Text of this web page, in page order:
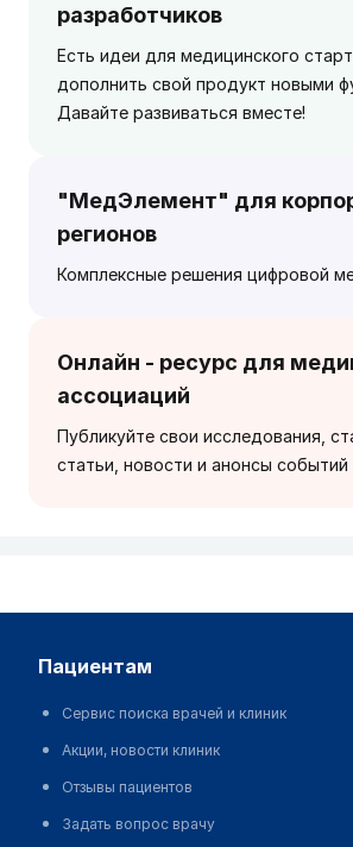
разработчиков
Есть идеи для медицинского
дополнить свой продукт новыми
Давайте развиваться вместе!
"МедЭлемент" для
регионов
Комплексные решения цифровой
Онлайн - ресурс для
ассоциаций
Публикуйте свои исследования,
статьи, новости и анонсы событий
пациентам
Сервис поиска врачей и клиник
Акции, новости клиник
Отзывы пациентов
Задать вопрос врачу